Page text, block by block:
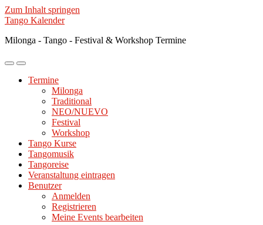
Zum Inhalt springen
Tango Kalender
Milonga - Tango - Festival & Workshop Termine
Mobile-
ein-/ausblenden
Suchfeld
ein-/ausblenden
Termine
Milonga
Traditional
NEO/NUEVO
Festival
Workshop
Tango Kurse
Tangomusik
Tangoreise
Veranstaltung eintragen
Benutzer
Anmelden
Registrieren
Meine Events bearbeiten